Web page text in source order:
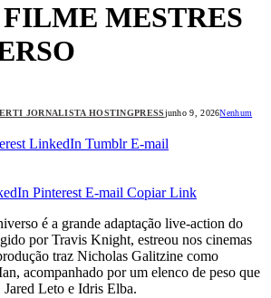
MESTRES
JORNALISTA HOSTINGPRESSjunho 9, 2026Nenhum
LinkedIn Tumblr E-mail
Pinterest E-mail Copiar Link
é a grande adaptação live-action do
por Travis Knight, estreou nos cinemas
traz Nicholas Galitzine como
acompanhado por um elenco de peso que
Leto e Idris Elba.